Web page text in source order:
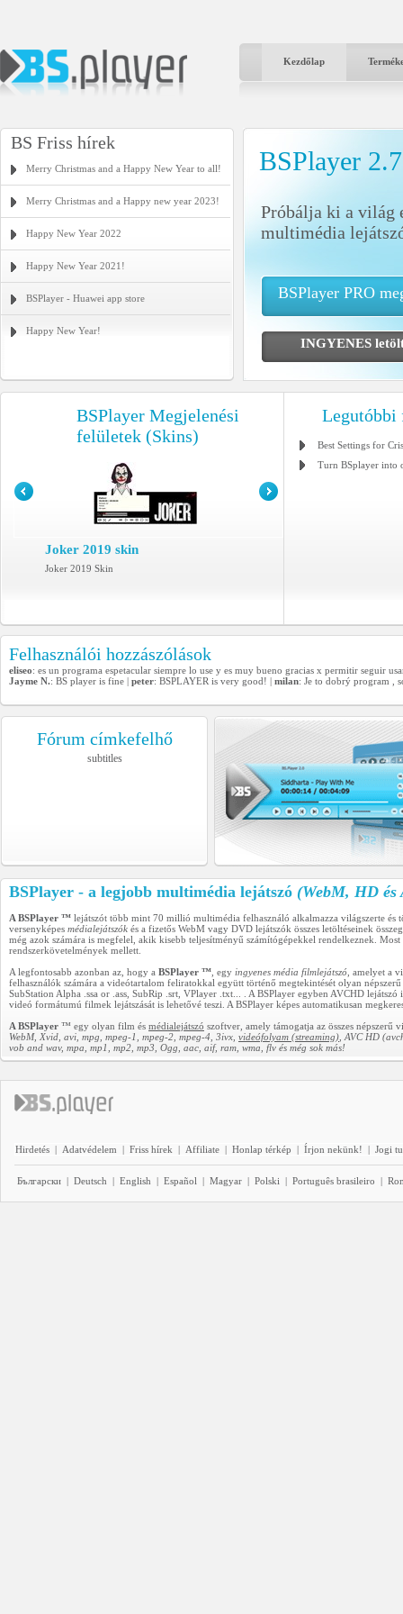
Kezdőlap
BS Friss hírek
Merry Christmas and a Happy New Year to all!
Merry Christmas and a Happy new year 2023!
Happy New Year 2022
Happy New Year 2021!
BSPlayer - Huawei app store
Happy New Year!
BSPlayer
Próbálja ki a világ
multimédia
BSPlayer PRO
INGYENES
BSPlayer Megjelenési
felületek (Skins)
Joker 2019 skin
Joker 2019 Skin
Legutóbbi
Best Settings for
Turn BSplayer into
Felhasználói hozzászólások
eliseo: es un programa espetacular siempre lo use y es muy bueno gracias x permitir seguir
Jayme N.: BS player is fine | peter: BSPLAYER is very good! | milan: Je to dobrý program ,
Fórum címkefelhő
subtitles
BSPlayer - a legjobb multimédia lejátszó (WebM, HD
A BSPlayer ™ lejátszót több mint 70 millió multimédia felhasználó alkalmazza világszerte
versenyképes médialejátszók és a fizetős WebM vagy DVD lejátszók összes letöltéseinek
még azok számára is megfelel, akik kisebb teljesítményű számítógépekkel rendelkeznek.
rendszerkövetelmények mellett.
A legfontosabb azonban az, hogy a BSPlayer ™ , egy ingyenes média filmlejátszó , amelyet a
felhasználók számára a videótartalom feliratokkal együtt történő megtekintését olyan
SubStation Alpha .ssa or .ass, SubRip .srt, VPlayer .txt... . A BSPlayer egyben AVCHD
videó formátumú filmek lejátszását is lehetővé teszi. A BSPlayer képes automatikusan
A BSPlayer ™ egy olyan film és médialejátszó szoftver, amely támogatja az összes
WebM, Xvid, avi, mpg, mpeg-1, mpeg-2, mpeg-4, 3ivx, videófolyam (streaming) , AVC HD
vob and wav, mpa, mp1, mp2, mp3, Ogg, aac, aif, ram, wma, flv és még sok más!
Hirdetés | Adatvédelem | Friss hírek | Affiliate | Honlap térkép | Írjon nekünk! | Jogi
Български | Deutsch | English | Español | Magyar | Polski | Português brasileiro |